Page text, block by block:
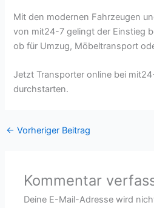
Mit den modernen Fahrzeugen
von mit24-7 gelingt der Einstieg
ob für Umzug, Möbeltransport
Jetzt Transporter online bei
durchstarten.
← Vorheriger Beitrag
Kommentar
Deine E-Mail-Adresse wird